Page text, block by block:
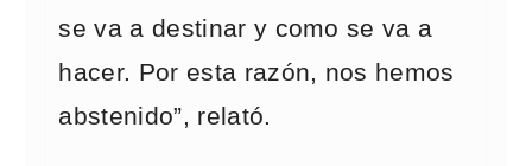
se va a destinar y como se va a
hacer. Por esta razón, nos hemos
abstenido”, relató.